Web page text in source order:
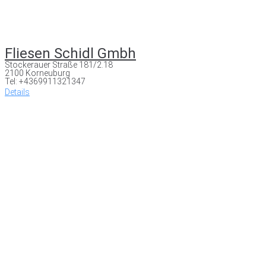
Fliesen Schidl Gmbh
Stockerauer Straße 181/2.18
2100 Korneuburg
Tel: +4369911321347
Details